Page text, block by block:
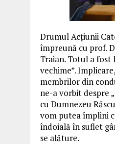
Drumul Acțiunii
împreună cu prof.
Traian. Totul a fost
vechime”.
membrilor din
ne-a vorbit despre
cu Dumnezeu
vom putea împlini
îndoială în suflet
se alăture.